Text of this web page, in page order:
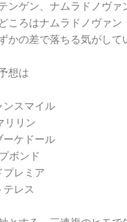
ンゲン、ナムラドノヴァ
ころはナムラドノヴァ
かの差で落ちる気がして
想は
スマイル
リン
ケドール
ンド
レミア
レス